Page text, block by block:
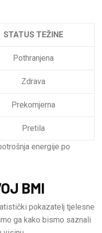
STATUS TEŽINE
Pothranjena
Zdrava
Prekomjerna
Pretila
energije po
BMI
pokazatelj tjelesne
ga kako bismo saznali